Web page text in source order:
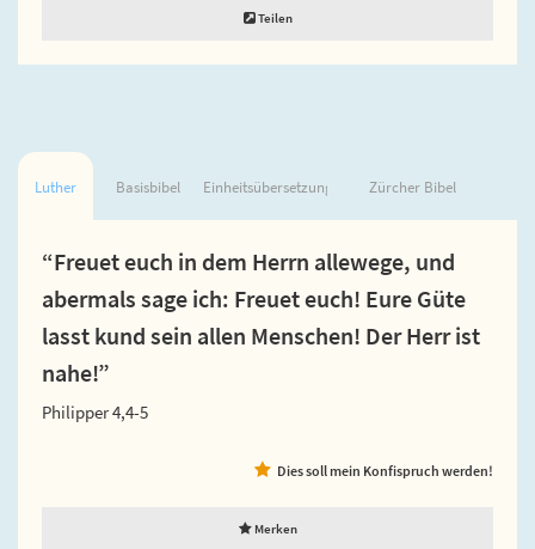
Teilen
Luther Basisbibel Einheitsübersetzung Zürcher Bibel
“Freuet euch in dem Herrn allewege, und
abermals sage ich: Freuet euch! Eure Güte
lasst kund sein allen Menschen! Der Herr ist
nahe!”
Philipper 4,4-5
Dies soll mein Konfispruch werden!
Merken